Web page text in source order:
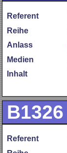
Referent
Reihe
Anlass
Medien
Inhalt
B1326
Referent